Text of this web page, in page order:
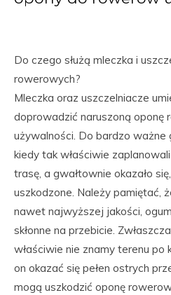
Do czego służą mleczka i
rowerowych?
Mleczka oraz uszczelniacze
doprowadzić naruszoną oponę
używalności. Do bardzo ważne
kiedy tak właściwie
trasę, a gwałtownie okazało
uszkodzone. Należy pamiętać,
nawet najwyższej jakości,
skłonne na przebicie.
właściwie nie znamy terenu po
on okazać się pełen ostrych
mogą uszkodzić oponę